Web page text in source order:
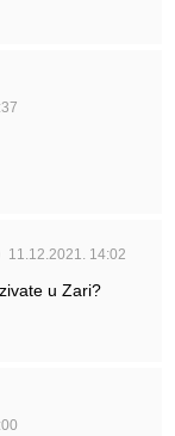
11.12.2021. 14:02
u Zari?